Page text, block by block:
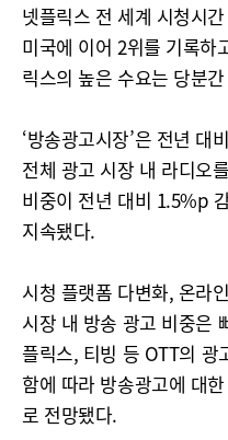
넷플릭스 전 세계 시청시
미국에 이어 2위를 기록하
릭스의 높은 수요는 당분
‘방송광고시장’은 전년 대
전체 광고 시장 내 라디오
비중이 전년 대비 1.5%p
지속됐다.
시청 플랫폼 다변화, 온라
시장 내 방송 광고 비중은
플릭스, 티빙 등 OTT의 광
함에 따라 방송광고에 대
로 전망됐다.